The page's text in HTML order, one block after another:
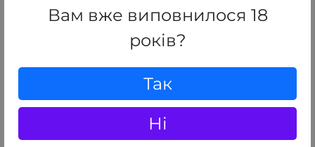
Вам вже виповнилося 18
років?
Так
Ні
0